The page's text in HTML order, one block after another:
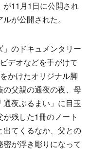
11月1日に公開され
が公開された。
のドキュメンタリー
デオなどを手がけて
かけたオリジナル脚
父親の通夜の夜、母
夜ぶるまい」に目玉
残した1冊のノート
てくるなか、父との
が浮き彫りになって